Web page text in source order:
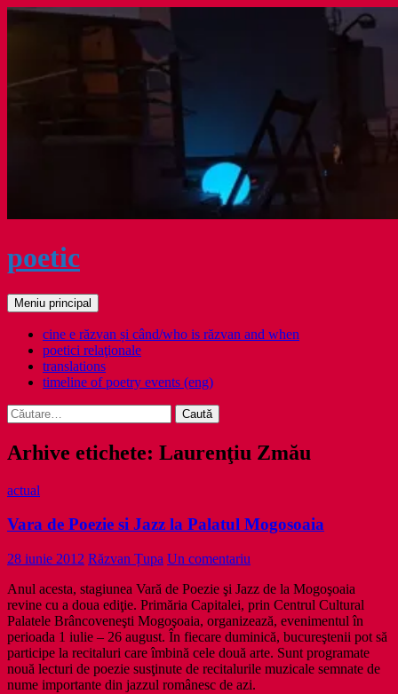
Sari
poetic
Caută
Meniu principal
cine e răzvan și când/who is răzvan and when
poetici relaţionale
translations
timeline of poetry events (eng)
Caută
după:
Arhive etichete: Laurenţiu Zmău
actual
Vara de Poezie si Jazz la Palatul Mogosoaia
28 iunie 2012 Răzvan Țupa Un comentariu
Anul acesta, stagiunea Vară de Poezie şi Jazz de la Mogoşoaia
revine cu a doua ediţie. Primăria Capitalei, prin Centrul Cultural
Palatele Brâncoveneşti Mogoşoaia, organizează, evenimentul în
perioada 1 iulie – 26 august. În fiecare duminică, bucureştenii pot să
participe la recitaluri care îmbină cele două arte. Sunt programate
nouă lecturi de poezie susţinute de recitalurile muzicale semnate de
nume importante din jazzul românesc de azi.